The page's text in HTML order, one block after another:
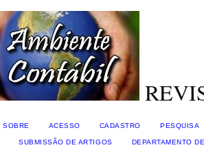
SOBRE ACESSO CADASTRO PESQUISA
SUBMISSÃO DE ARTIGOS DEPARTAMENTO